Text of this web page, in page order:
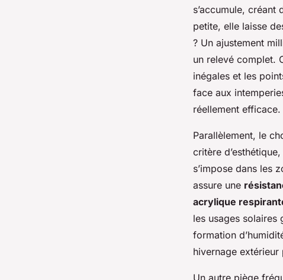
s’accumule,
petite, elle laisse
? Un ajustement
un relevé complet.
inégales et les
face aux
réellement efficace.
Parallèlement, le
critère
s’impose dans les
assure une
acrylique
les usages solaires
formation
hivernage extérieur